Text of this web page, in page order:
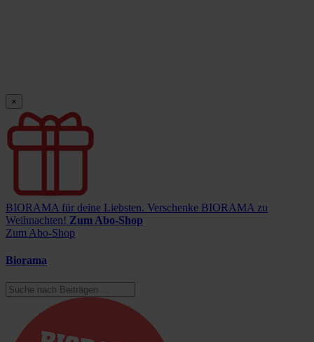
×
BIORAMA für deine Liebsten. Verschenke BIORAMA zu
Weihnachten! Zum Abo-Shop
Zum Abo-Shop
Biorama